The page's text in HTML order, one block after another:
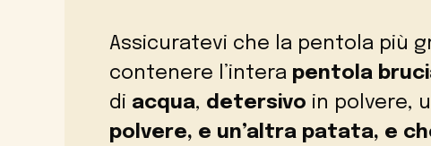
Assicuratevi che la pentola più
contenere l’intera pentola
di acqua, detersivo in polvere,
polvere, e un’altra patata, e